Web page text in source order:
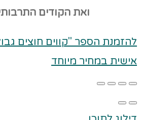
ואת הקודים
להזמנת הספר "קווים חוצים
אישית במחיר מיוחד